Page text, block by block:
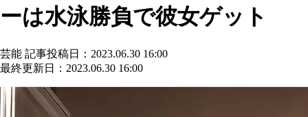
ーは水泳勝負で彼女ゲット
芸能 記事投稿日：2023.06.30 16:00
最終更新日：2023.06.30 16:00